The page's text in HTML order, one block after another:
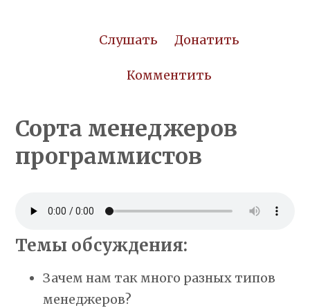
Слушать Донатить
Комментить
Сорта менеджеров
программистов
Темы обсуждения:
Зачем нам так много разных типов
менеджеров?